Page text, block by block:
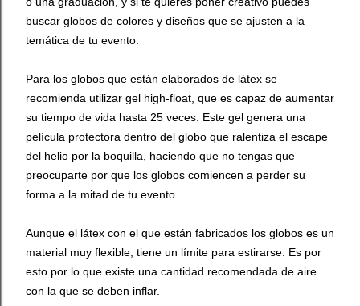
buscar globos de colores y diseños que se ajusten a la
temática de tu evento.
Para los globos que están elaborados de látex se
recomienda utilizar gel high-float, que es capaz de aumentar
su tiempo de vida hasta 25 veces. Este gel genera una
película protectora dentro del globo que ralentiza el escape
del helio por la boquilla, haciendo que no tengas que
preocuparte por que los globos comiencen a perder su
forma a la mitad de tu evento.
Aunque el látex con el que están fabricados los globos es un
material muy flexible, tiene un límite para estirarse. Es por
esto por lo que existe una cantidad recomendada de aire
con la que se deben inflar.